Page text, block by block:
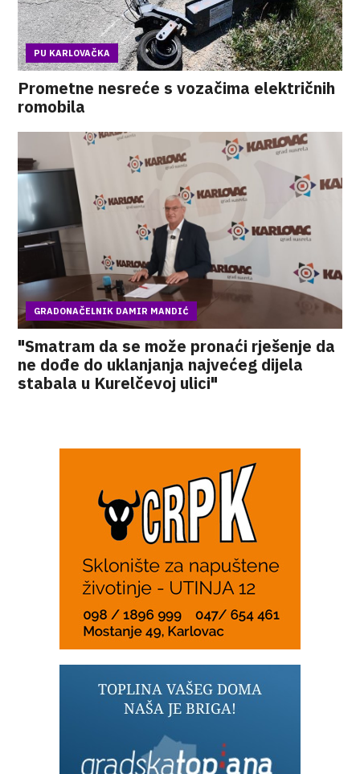
PU KARLOVAČKA
Prometne nesreće s vozačima električnih
romobila
GRADONAČELNIK DAMIR MANDIĆ
"Smatram da se može pronaći rješenje da
ne dođe do uklanjanja najvećeg dijela
stabala u Kurelčevoj ulici"